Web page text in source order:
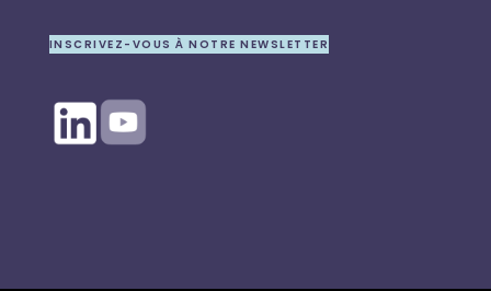
INSCRIVEZ-VOUS À NOTRE NEWSLETTER